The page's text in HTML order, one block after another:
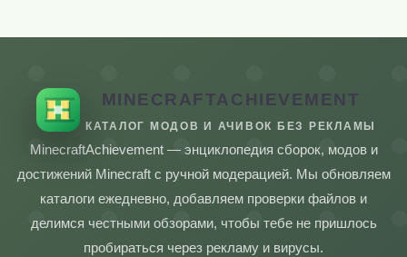
MINECRAFTACHIEVEMENT
КАТАЛОГ МОДОВ И АЧИВОК БЕЗ РЕКЛАМЫ
MinecraftAchievement — энциклопедия сборок, модов и
достижений Minecraft с ручной модерацией. Мы обновляем
каталоги ежедневно, добавляем проверки файлов и
делимся честными обзорами, чтобы тебе не пришлось
пробираться через рекламу и вирусы.